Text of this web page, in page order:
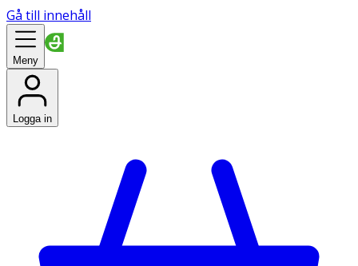
Gå till innehåll
Meny
Logga in